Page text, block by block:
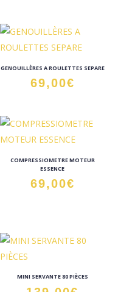
GENOUILLÈRES A ROULETTES SEPARE
69,00€
COMPRESSIOMETRE MOTEUR
ESSENCE
69,00€
MINI SERVANTE 80 PIÈCES